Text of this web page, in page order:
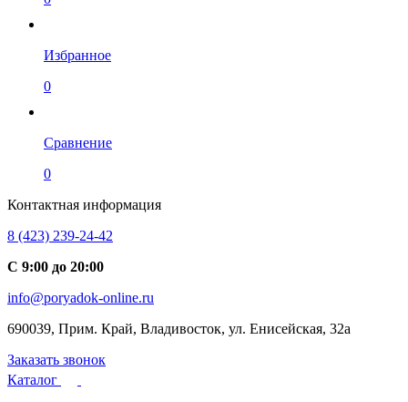
Избранное
0
Сравнение
0
Контактная информация
8 (423) 239-24-42
С 9:00 до 20:00
info@poryadok-online.ru
690039, Прим. Край, Владивосток, ул. Енисейская, 32а
Заказать звонок
Каталог